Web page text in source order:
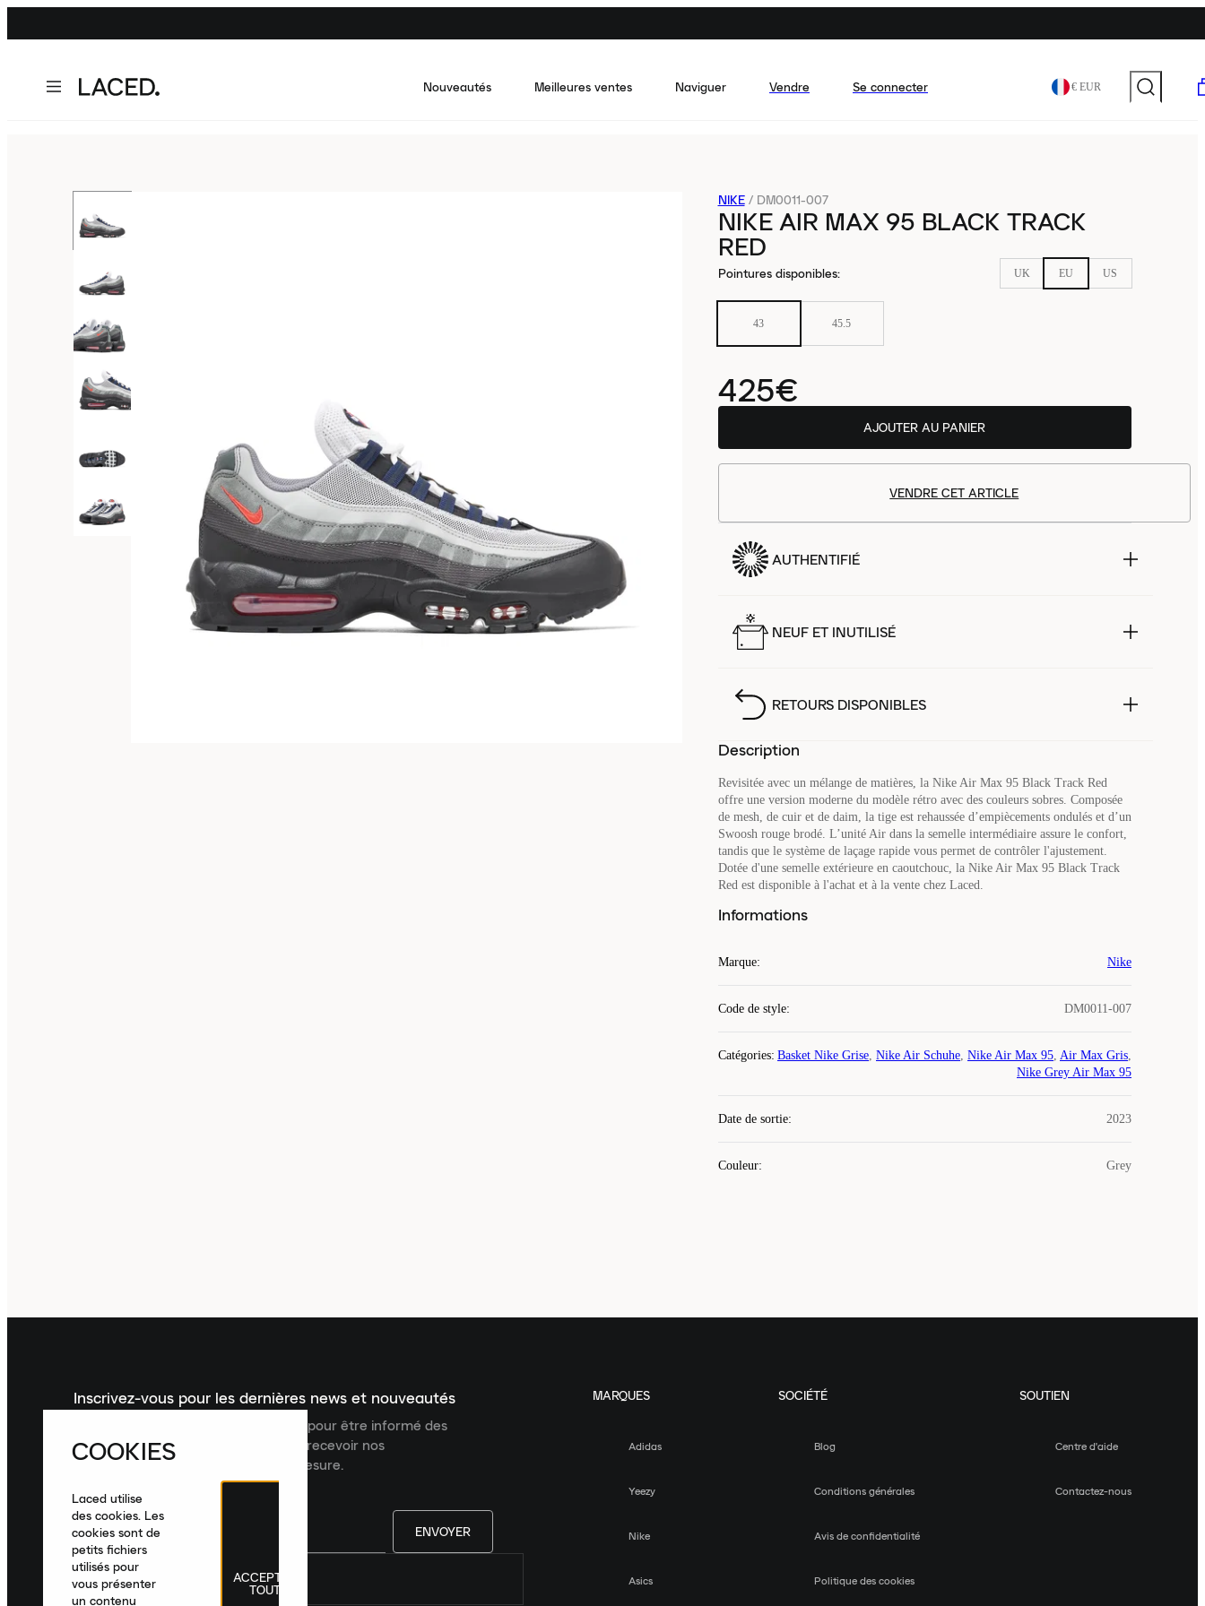
Nouveautés Meilleures ventes Naviguer Vendre Se connecter € EUR
NIKE / DM0011-007
NIKE AIR MAX 95 BLACK TRACK
RED
Pointures disponibles: UK EU US
43 45.5
425€
AJOUTER AU PANIER
VENDRE CET ARTICLE
AUTHENTIFIÉ
NEUF ET INUTILISÉ
RETOURS DISPONIBLES
Description
Revisitée avec un mélange de matières, la Nike Air Max 95 Black Track Red
offre une version moderne du modèle rétro avec des couleurs sobres. Composée
de mesh, de cuir et de daim, la tige est rehaussée d’empiècements ondulés et d’un
Swoosh rouge brodé. L’unité Air dans la semelle intermédiaire assure le confort,
tandis que le système de laçage rapide vous permet de contrôler l'ajustement.
Dotée d'une semelle extérieure en caoutchouc, la Nike Air Max 95 Black Track
Red est disponible à l'achat et à la vente chez Laced.
Informations
Marque: Nike
Code de style: DM0011-007
Catégories: Basket Nike Grise, Nike Air Schuhe, Nike Air Max 95, Air Max Gris,
Nike Grey Air Max 95
Date de sortie: 2023
Couleur: Grey
Inscrivez-vous pour les dernières news et nouveautés
Inscrivez-vous à la newsletter Laced pour être informé des
dernières nouveautés, collections et recevoir nos
recommandations de produits sur mesure.
ENVOYER
France|Français
MARQUES
Adidas
Yeezy
Nike
Asics
SOCIÉTÉ
Blog
Conditions générales
Avis de confidentialité
Politique des cookies
SOUTIEN
Centre d'aide
Contactez-nous
COOKIES
Laced utilise
des cookies. Les
cookies sont de
petits fichiers
utilisés pour
vous présenter
un contenu
ACCEPTER
TOUT